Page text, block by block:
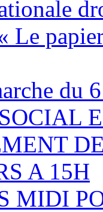
Le
du
A 15H
MIDI